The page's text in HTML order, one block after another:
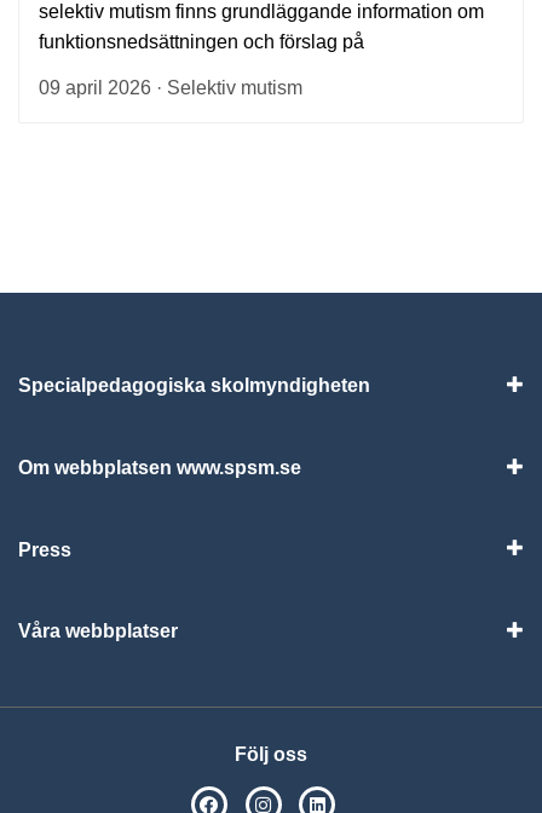
selektiv mutism finns grundläggande information om
funktionsnedsättningen och förslag på
09 april 2026 · Selektiv mutism
Specialpedagogiska skolmyndigheten
Om webbplatsen www.spsm.se
Press
Våra webbplatser
Följ oss
SPSM på Facebook
SPSM på Instagram